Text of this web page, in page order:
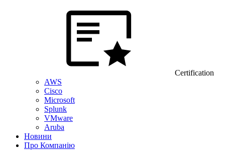
Certification
AWS
Cisco
Microsoft
Splunk
VMware
Aruba
Новини
Про Компанію